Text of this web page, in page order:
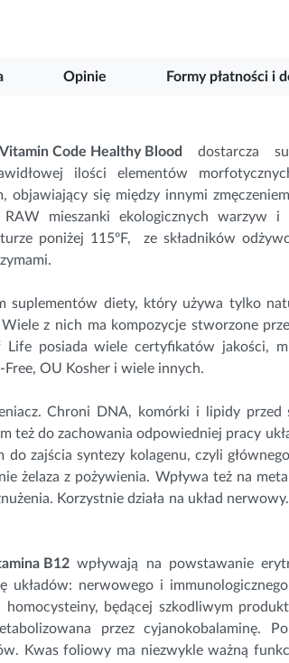
Code Healthy Blood
dostarcza
ilości elementów
objawiający się między innymi
mieszanki ekologicznych warzyw i
poniżej 115ºF, ze składników
suplementów diety, który używa tylko
z nich ma kompozycje stworzone
posiada wiele certyfikatów jakości,
OU Kosher i wiele innych.
Chroni DNA, komórki i lipidy przed
też do zachowania odpowiedniej pracy
zajścia syntezy kolagenu, czyli
żelaza z pożywienia. Wpływa też na
Korzystnie działa na układ
B12 wpływają na powstawanie
układów: nerwowego i
homocysteiny, będącej szkodliwym
przez cyjanokobalaminę.
Kwas foliowy ma niezwykle ważną
Opinie Formy płatności i